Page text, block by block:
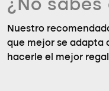
¿No
Nuestro
que mejor se adapta
hacerle el mejor